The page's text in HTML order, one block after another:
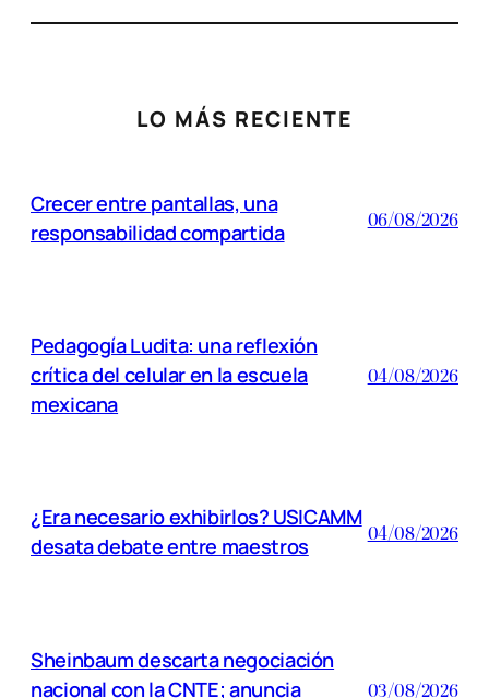
LO MÁS RECIENTE
Crecer entre pantallas, una
responsabilidad compartida
06/08/2026
Pedagogía Ludita: una reflexión
crítica del celular en la escuela
mexicana
04/08/2026
¿Era necesario exhibirlos? USICAMM
desata debate entre maestros
04/08/2026
Sheinbaum descarta negociación
nacional con la CNTE; anuncia
03/08/2026